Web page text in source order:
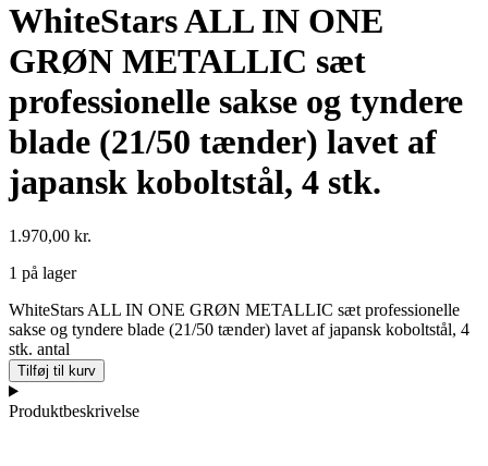
WhiteStars ALL IN ONE
GRØN METALLIC sæt
professionelle sakse og tyndere
blade (21/50 tænder) lavet af
japansk koboltstål, 4 stk.
1.970,00 kr.
1 på lager
WhiteStars ALL IN ONE GRØN METALLIC sæt professionelle
sakse og tyndere blade (21/50 tænder) lavet af japansk koboltstål, 4
stk. antal
Tilføj til kurv
Produktbeskrivelse